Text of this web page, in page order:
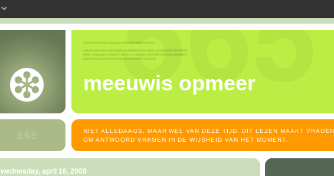
meeuwis opmeer
NIET ALLEDAAGS, MAAR WEL VAN DEZE TIJD, DIT LEZEN MAAKT
OM ANTWOORD VRAGEN IN DE WIJSHEID VAN HET MOMENT.
wednesday, april 16, 2008